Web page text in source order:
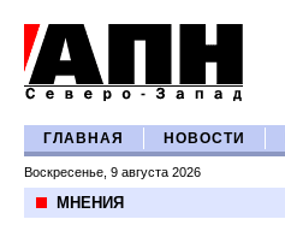
ГЛАВНАЯ НОВОСТИ
Воскресенье, 9 августа 2026
МНЕНИЯ